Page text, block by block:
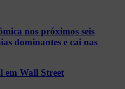
nos próximos seis
dominantes e cai nas
em Wall Street